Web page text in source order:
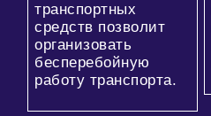
транспортных
средств позволит
организовать
бесперебойную
работу транспорта.